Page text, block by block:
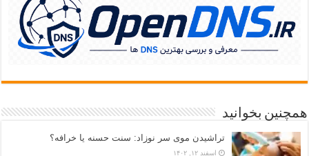
همچنین بخوانید
تراشیدن موی سر نوزاد: سنت حسنه یا خرافه؟
اسفند ۱۲, ۱۴۰۲